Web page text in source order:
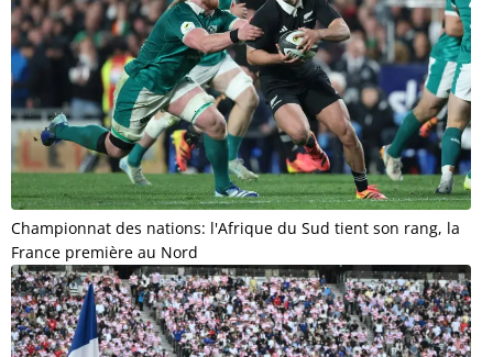
Championnat des nations: l'Afrique du Sud tient son rang, la
France première au Nord